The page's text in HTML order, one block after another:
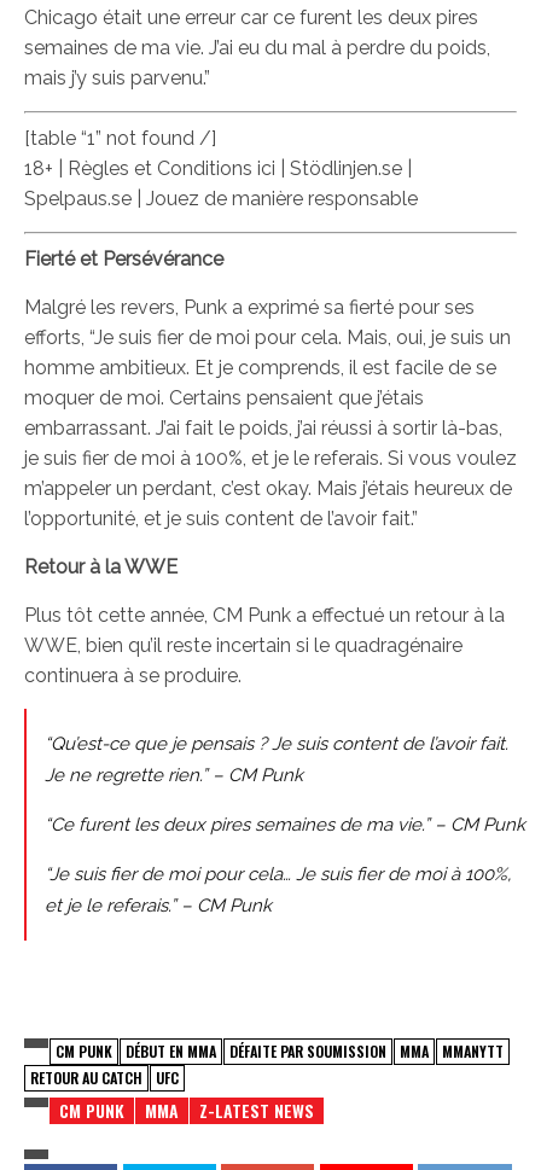
Chicago était une erreur car ce furent les deux pires
semaines de ma vie. J’ai eu du mal à perdre du poids,
mais j’y suis parvenu.”
[table “1” not found /]
18+ | Règles et Conditions ici | Stödlinjen.se |
Spelpaus.se | Jouez de manière responsable
Fierté et Persévérance
Malgré les revers, Punk a exprimé sa fierté pour ses
efforts, “Je suis fier de moi pour cela. Mais, oui, je suis un
homme ambitieux. Et je comprends, il est facile de se
moquer de moi. Certains pensaient que j’étais
embarrassant. J’ai fait le poids, j’ai réussi à sortir là-bas,
je suis fier de moi à 100%, et je le referais. Si vous voulez
m’appeler un perdant, c’est okay. Mais j’étais heureux de
l’opportunité, et je suis content de l’avoir fait.”
Retour à la WWE
Plus tôt cette année, CM Punk a effectué un retour à la
WWE, bien qu’il reste incertain si le quadragénaire
continuera à se produire.
“Qu’est-ce que je pensais ? Je suis content de l’avoir fait.
Je ne regrette rien.” – CM Punk
“Ce furent les deux pires semaines de ma vie.” – CM Punk
“Je suis fier de moi pour cela… Je suis fier de moi à 100%,
et je le referais.” – CM Punk
CM PUNK DÉBUT EN MMA DÉFAITE PAR SOUMISSION MMA
MMANYTT
RETOUR AU CATCH
UFC
CM PUNK MMA Z-LATEST NEWS